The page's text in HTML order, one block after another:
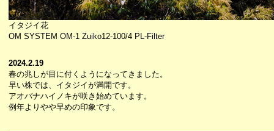
イタジイ花
OM SYSTEM OM-1 Zuiko12-100/4 PL-Filter
2024.2.19
春の兆しが目に付くようになってきました。
早い株では、イタジイが満開です。
アオバナハイノキが咲き始めています。
例年よりやや早めの印象です。